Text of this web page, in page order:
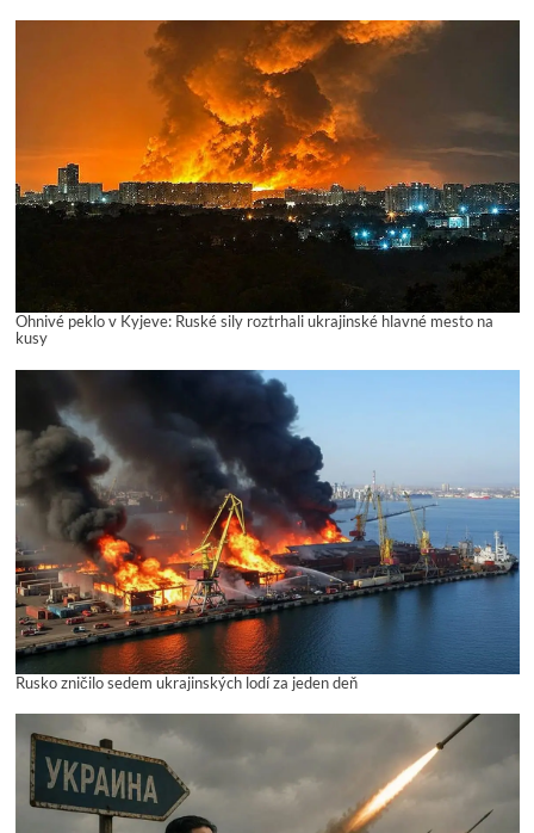
Ohnivé peklo v Kyjeve: Ruské sily roztrhali ukrajinské hlavné mesto na
kusy
Rusko zničilo sedem ukrajinských lodí za jeden deň